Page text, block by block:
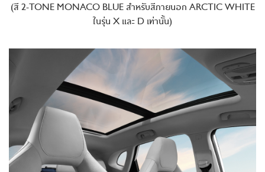
(สี 2-TONE MONACO BLUE สำหรับสีภายนอก ARCTIC WHITE
ในรุ่น X และ D เท่านั้น)